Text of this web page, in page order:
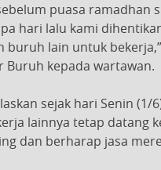
puasa ramadhan
hari lalu kami
buruh lain untuk
Buruh kepada wartawan.
sejak hari Senin (1/
lainnya tetap datang
dan berharap jasa